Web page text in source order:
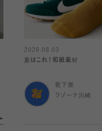
2026.08.03
夏はこれ！和紙素材
靴下屋
ラゾーナ川崎